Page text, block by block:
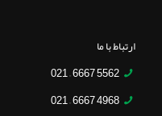
ارتباط با ما
5562 6667 – 021
4968 6667 – 021